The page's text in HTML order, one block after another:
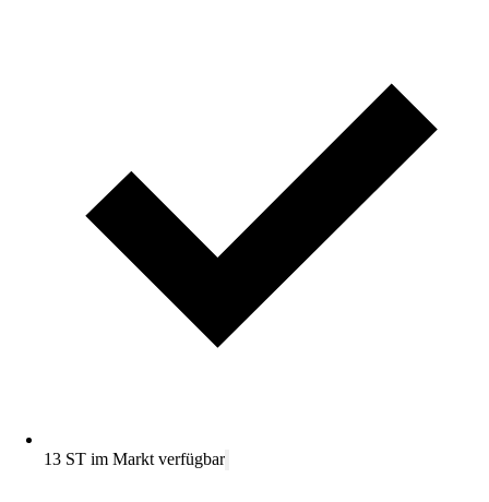
13 ST im Markt verfügbar